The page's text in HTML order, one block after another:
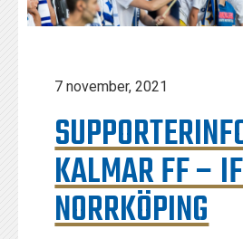
7 november, 2021
KALMAR FF –
NORRKÖPING